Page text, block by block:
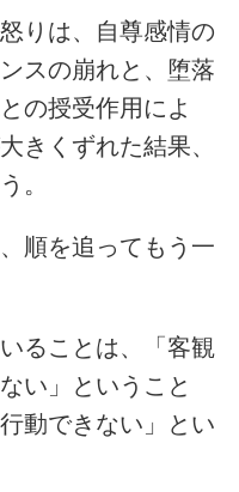
りは、自尊感情の
スの崩れと、堕落
の授受作用によ
きくずれた結果、
。
順を追ってもう一
ることは、「客観
い」ということ
動できない」とい